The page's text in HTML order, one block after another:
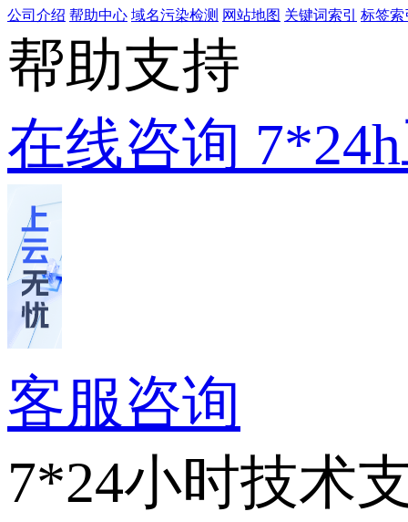
公司介绍 帮助中心 域名污染检测 网站地图 关键词索引 标签索
帮助支持
在线咨询
客服咨询
7*24小时技术